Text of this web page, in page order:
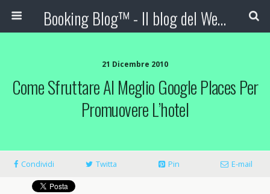
Booking Blog™ - Il blog del Web Marketing Turistico
21 Dicembre 2010
Come Sfruttare Al Meglio Google Places Per
Promuovere L’hotel
Condividi Twitta Pin E-mail